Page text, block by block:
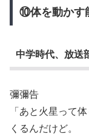
⑩体を動かす
中学時代、放送
彌彌告
「あと火星って
くるんだけど。